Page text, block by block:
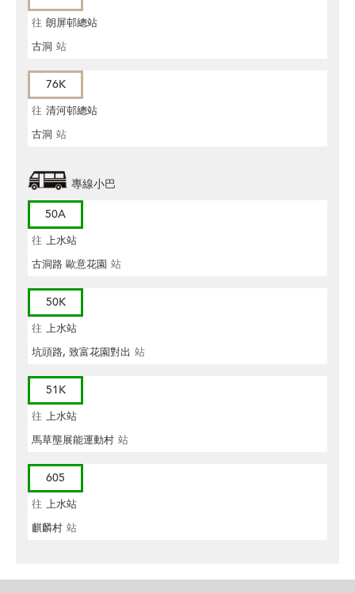
往 朗屏邨總站
古洞 站
76K
往 清河邨總站
古洞 站
專線小巴
50A
往 上水站
古洞路 歐意花園 站
50K
往 上水站
坑頭路, 致富花園對出 站
51K
往 上水站
馬草壟展能運動村 站
605
往 上水站
麒麟村 站